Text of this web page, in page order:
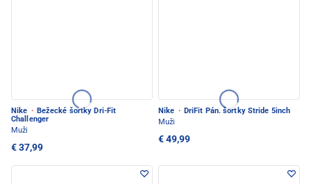
Nike · Bežecké šortky Dri-Fit
Challenger
Muži
€ 37,99
Nike · DriFit Pán. šortky Stride 5inch
Muži
€ 49,99